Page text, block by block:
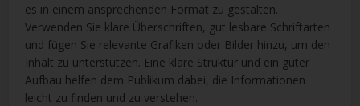
es in einem ansprechenden Format zu gestalten.
Verwenden Sie klare Überschriften, gut lesbare Schriftarten
und fügen Sie relevante Grafiken oder Bilder hinzu, um den
Inhalt zu unterstützen. Eine klare Struktur und ein guter
Aufbau helfen dem Publikum dabei, die Informationen
leicht zu finden und zu verstehen.